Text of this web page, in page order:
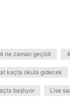
ne zaman geçildi
kaçta okula gidecek
başlıyor Lise